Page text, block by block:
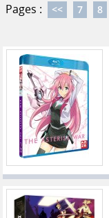
Pages :
<< 7 8